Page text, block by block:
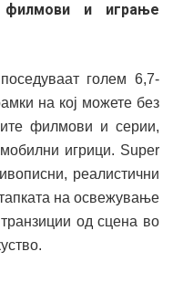
и играње
голем 6,7-
на кој можете без
филмови и серии,
игрици. Super
реалистични
на освежување
од сцена во